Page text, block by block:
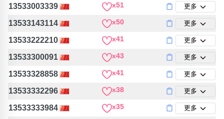
13533003339 x51 更多
13533143114 x50 更多
13533222210 x41 更多
13533300091 x43 更多
13533328858 x41 更多
13533332296 x38 更多
13533333984 x35 更多